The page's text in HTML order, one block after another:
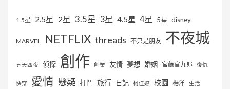
1.5星 2.5星 2星 3.5星 3星 4.5星 4星 5星 disney
MARVEL NETFLIX threads 不只是朋友 不夜城
五天四夜 偵探 創作 創業 友情 夢想 婚姻 宮藤官九郎 復仇
快穿 愛情 懸疑 打鬥 旅行 日記 柯佳嬿 校園 楊洋 生活